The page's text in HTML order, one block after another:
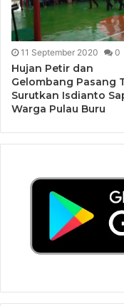
11 September 2020 0
Hujan Petir dan
Gelombang Pasang
Surutkan Isdianto
Warga Pulau Buru